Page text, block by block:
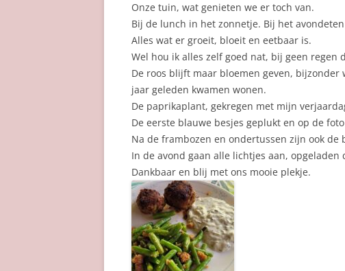
Onze tuin, wat genieten we er toch van.
Bij de lunch in het zonnetje. Bij het
Alles wat er groeit, bloeit en eetbaar is.
Wel hou ik alles zelf goed nat, bij geen regen
De roos blijft maar bloemen geven,
jaar geleden kwamen wonen.
De paprikaplant, gekregen met mijn
De eerste blauwe besjes geplukt en op de
Na de frambozen en ondertussen zijn ook
In de avond gaan alle lichtjes aan, opgeladen
Dankbaar en blij met ons mooie plekje.